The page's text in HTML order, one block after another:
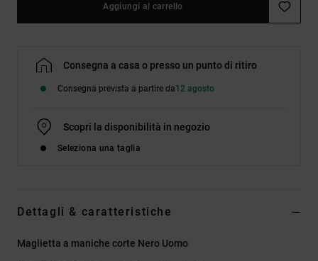
Aggiungi al carrello
Consegna a casa o presso un punto di ritiro
Consegna prevista a partire da12 agosto
Scopri la disponibilità in negozio
Seleziona una taglia
Dettagli & caratteristiche
Maglietta a maniche corte Nero Uomo